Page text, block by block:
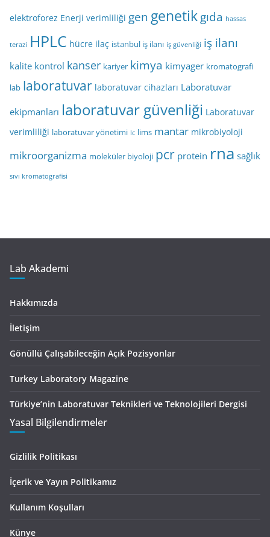
elektroforez Enerji verimliliği gen genetikgıda hassas
terazi HPLC hücre ilaç istanbul iş ilanı iş güvenliği iş ilanı
kalite kontrol kanser kariyer kimya kimyager kromatografi
lab laboratuvar laboratuvar cihazları Laboratuvar
ekipmanları laboratuvar güvenliği Laboratuvar
verimliliği laboratuvar yönetimi lc lims mantar mikrobiyoloji
mikroorganizma moleküler biyoloji pcr protein rna sağlık
sıvı kromatografisi
Lab Akademi
Hakkımızda
İletişim
Gönüllü Çalışabileceğin Açık Pozisyonlar
Turkey Laboratory Magazine
Türkiye’nin Laboratuvar Teknikleri ve Teknolojileri Dergisi
Yasal Bilgilendirmeler
Gizlilik Politikası
İçerik ve Yayın Politikamız
Kullanım Koşulları
Künye